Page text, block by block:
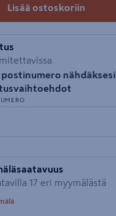
Lisää ostoskoriin
postinumero nähdäksesi
17 eri myymälästä